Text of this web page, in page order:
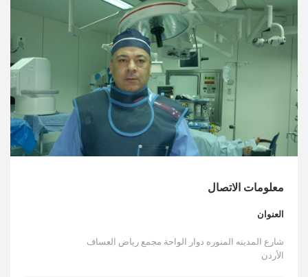
الأخبار
مقالات
أسئلة شائعة
معلومات الاتصال
العنوان
شارع المدينه المنوره دوار الواحة مجمع رياض العساف
الأردن